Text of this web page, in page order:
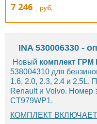
7 246 руб.
INA 530006330 -
Новый комплект ГРМ
538004310 для
1.6, 2.0, 2.3, 2.4 и 2.5L.
Renault и Volvo. Номер
CT979WP1.
КОМПЛЕКТ